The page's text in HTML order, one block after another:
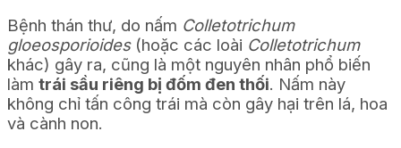
Bệnh thán thư, do nấm Colletotrichum
gloeosporioides(hoặc các loài Colletotrichum
khác) gây ra, cũng là một nguyên nhân phổ biến
làm trái sầu riêng bị đốm đen thối. Nấm này
không chỉ tấn công trái mà còn gây hại trên lá, hoa
và cành non.